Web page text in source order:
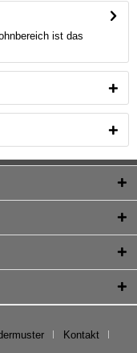
ist das
Kontakt